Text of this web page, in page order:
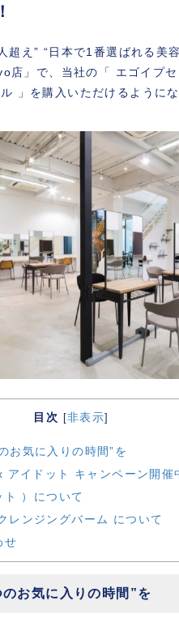
超え” “日本で1番選ばれる
店」 で、当社の「 エゴイプ
」を購入いただけるようにな
目次 [非表示]
お気に入りの時間”を
アイドット キャンペーン開催
）について
レンジングバーム について
せ
お気に入りの時間”を